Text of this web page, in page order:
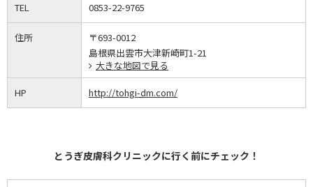
TEL 0853-22-9765
住所
〒693-0012
島根県出雲市大津新崎町1-21
大きな地図で見る
HP http://tohgi-dm.com/
とうぎ皮膚科クリニックに行く前にチェック！